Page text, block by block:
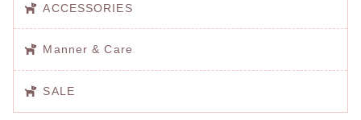
ACCESSORIES
Manner & Care
SALE